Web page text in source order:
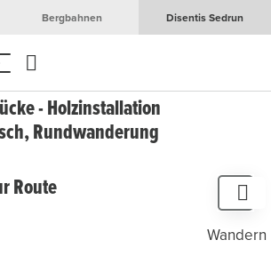
Bergbahnen Disentis Sedrun
- Holzinstallation
Rundwanderung
Route
Wandern